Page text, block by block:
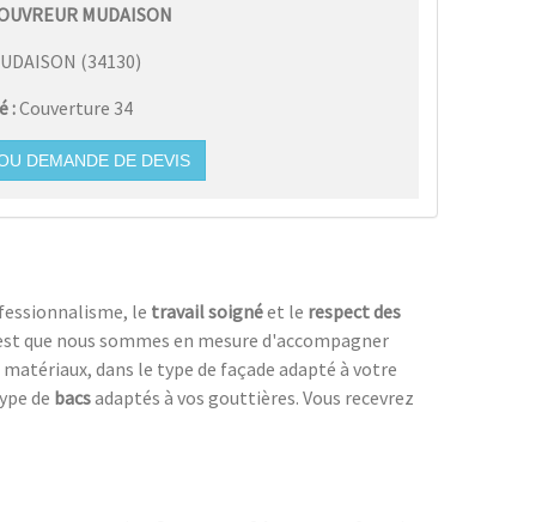
MUDAISON
(34130)
:Couverture 34
DEMANDE DE DEVIS
le travail soignéet le respect des
que nous sommes en mesure d'accompagner
dans le type de façade adapté à votre
de bacsadaptés à vos gouttières. Vous recevrez